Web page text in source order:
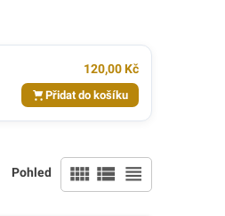
120,00 Kč
Přidat do košíku
Pohled view_comfy view_list view_headline